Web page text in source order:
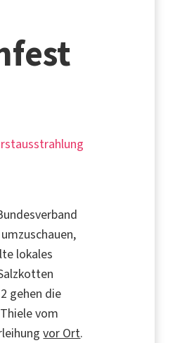
lokales
gehen die
vom
vor Ort.